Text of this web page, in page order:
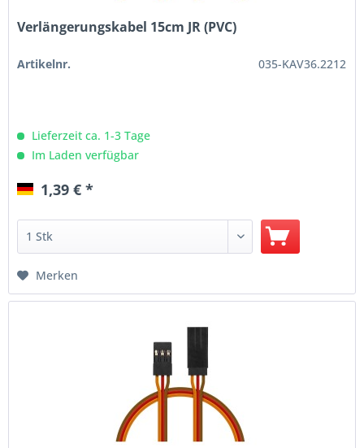
Verlängerungskabel 15cm JR (PVC)
Artikelnr. 035-KAV36.2212
Lieferzeit ca. 1-3 Tage
Im Laden verfügbar
1,39 € *
Merken